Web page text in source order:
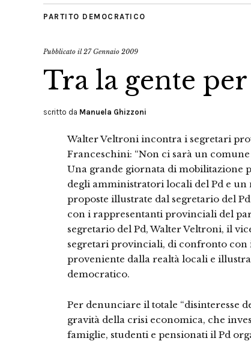
PARTITO DEMOCRATICO
Pubblicato il27 Gennaio 2009
Tra la gente
scritto da Manuela Ghizzoni
Walter Veltroni incontra i segretari
Franceschini: “Non ci sarà un
Una grande giornata di mobilitazione
degli amministratori locali del Pd e un
proposte illustrate dal segretario del
con i rappresentanti provinciali del
segretario del Pd, Walter Veltroni, il
segretari provinciali, di confronto
proveniente dalla realtà locali e
democratico.
Per denunciare il totale “disinteresse
gravità della crisi economica, che
famiglie, studenti e pensionati il Pd